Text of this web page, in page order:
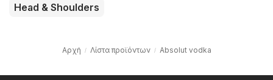
Head & Shoulders
Αρχή Λίστα προϊόντων Absolut vodka